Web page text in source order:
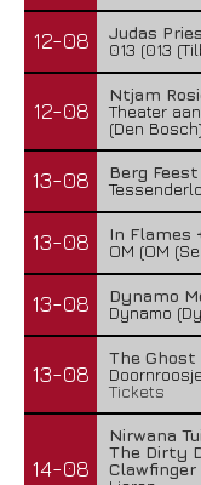
12-08
Judas
013 (013
12-08
Ntjam
Theater
(Den
13-08
Berg
Tessenderlo
13-08
In Flames
OM (OM
13-08
Dynamo
Dynamo
13-08
The Ghost
Tickets
14-08
Nirwana
The Dirty
Clawfinger